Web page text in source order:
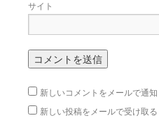
サイト
新しいコメントをメールで通知
新しい投稿をメールで受け取る